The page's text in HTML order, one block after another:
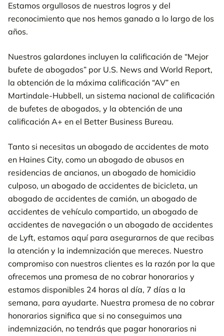
Estamos orgullosos de nuestros logros y del
reconocimiento que nos hemos ganado a lo largo de los
años.
Nuestros galardones incluyen la calificación de “Mejor
bufete de abogados” por U.S. News and World Report,
la obtención de la máxima calificación “AV” en
Martindale-Hubbell, un sistema nacional de calificación
de bufetes de abogados, y la obtención de una
calificación A+ en el Better Business Bureau.
Tanto si necesitas un abogado de accidentes de moto
en Haines City, como un abogado de abusos en
residencias de ancianos, un abogado de homicidio
culposo, un abogado de accidentes de bicicleta, un
abogado de accidentes de camión, un abogado de
accidentes de vehículo compartido, un abogado de
accidentes de navegación o un abogado de accidentes
de Lyft, estamos aquí para asegurarnos de que recibas
la atención y la indemnización que mereces. Nuestro
compromiso con nuestros clientes es la razón por la que
ofrecemos una promesa de no cobrar honorarios y
estamos disponibles 24 horas al día, 7 días a la
semana, para ayudarte. Nuestra promesa de no cobrar
honorarios significa que si no conseguimos una
indemnización, no tendrás que pagar honorarios ni